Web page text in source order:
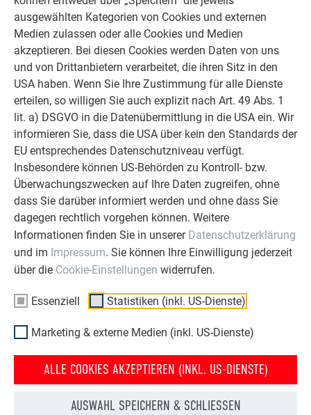
ausgewählten Kategorien von Cookies und externen
Medien zulassen oder alle Cookies und Medien
akzeptieren. Bei diesen Cookies werden Daten von uns
und von Drittanbietern verarbeitet, die ihren Sitz in den
USA haben. Wenn Sie Ihre Zustimmung für alle Dienste
erteilen, so willigen Sie auch explizit nach Art. 49 Abs. 1
lit. a) DSGVO in die Datenübermittlung in die USA ein. Wir
informieren Sie, dass die USA über kein den Standards der
EU entsprechendes Datenschutzniveau verfügt.
Insbesondere können US-Behörden zu Kontroll- bzw.
Überwachungszwecken auf Ihre Daten zugreifen, ohne
dass Sie darüber informiert werden und ohne dass Sie
dagegen rechtlich vorgehen können. Weitere
Informationen finden Sie in unserer Datenschutzerklärung
und im Impressum. Sie können Ihre Einwilligung jederzeit
über die Cookie-Einstellungen widerrufen.
Essenziell Statistiken (inkl. US-Dienste)
Marketing & externe Medien (inkl. US-Dienste)
ALLE COOKIES AKZEPTIEREN (INKL. US-DIENSTE)
AUSWAHL SPEICHERN & SCHLIESSEN
Architekt - die Zufriedenheit all
unserer Kunden liegt uns am Herzen.
Deshalb versuchen wir als PREFA in
allen Phasen Ihres Projektes als
starker Begleiter zur Seite zu stehen.
Überzeugen Sie sich selbst!
WEITERLESEN
PREFA SANIERUNGSGALERIE
OBJEKTE VOR UND NACH DER SANIERUNG